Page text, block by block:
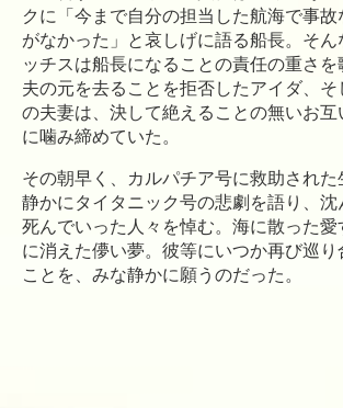
クに「今まで自分の担当した航海で事故
がなかった」と哀しげに語る船長。そん
ッチスは船長になることの責任の重さを
夫の元を去ることを拒否したアイダ、
の夫妻は、決して絶えることの無いお
に噛み締めていた。
その朝早く、カルパチア号に救助された
静かにタイタニック号の悲劇を語り、沈
死んでいった人々を悼む。海に散った愛
に消えた儚い夢。彼等にいつか再び巡り
ことを、みな静かに願うのだった。